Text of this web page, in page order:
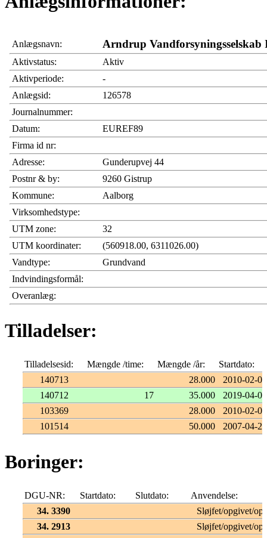
Anlægsnavn: Arndrup Vandforsyningsselskab
Aktivstatus:
Aktiv
Aktivperiode:
-
Anlægsid:
126578
Journalnummer:
Datum:
EUREF89
Firma id nr:
Adresse:
Gunderupvej 44
Postnr & by:
9260 Gistrup
Kommune:
Aalborg
Virksomhedstype:
UTM zone:
32
UTM koordinater:
(560918.00, 6311026.00)
Vandtype:
Grundvand
Indvindingsformål:
Overanlæg:
Tilladelser:
Tilladelsesid: Mængde /time: Mængde /år:
Startdato:
140713
28.000
2010-02-02
140712
17 35.000
2019-04-08
103369
28.000
2010-02-03
101514
50.000 2007-04-23
Boringer:
DGU-NR: Startdato: Slutdato:
Anvendelse:
34. 3390
Sløjfet/opgivet/
34. 2913
Sløjfet/opgivet/